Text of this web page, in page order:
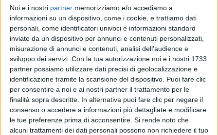
Noi e i nostri partner memorizziamo e/o accediamo a
informazioni su un dispositivo, come i cookie, e trattiamo dati
personali, come identificatori univoci e informazioni standard
inviate da un dispositivo per annunci e contenuti personalizzati,
misurazione di annunci e contenuti, analisi dell'audience e
sviluppo dei servizi. Con la tua autorizzazione noi e i nostri 1733
partner possiamo utilizzare dati precisi di geolocalizzazione e
identificazione tramite la scansione del dispositivo. Puoi fare clic
per consentire a noi e ai nostri partner il trattamento per le
finalità sopra descritte. In alternativa puoi fare clic per negare il
consenso o accedere a informazioni più dettagliate e modificare
le tue preferenze prima di acconsentire. Si rende noto che
alcuni trattamenti dei dati personali possono non richiedere il tuo
21 luglio – LANCIANO (CH) – PARCO VILLA DELLE
ROSE
07 agosto – CORIGLIANO ROSSANO (CS) –
ANFITEATRO DE ROSIS
08 agosto – DIAMANTE (CS) – TEATRO DEI
RUDERI
09 agosto – ROCCELLA JONICA (RC) – TEATRO
AL CASTELLO